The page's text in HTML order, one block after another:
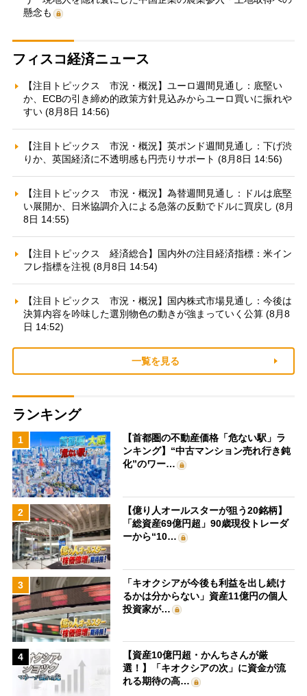
懸念も
フィスコ経済ニュース
【注目トピックス 市況・概況】ユーロ週間見通し：底堅い
か、ECBの引き締め的政策方針見込みからユーロ買いに振れや
すい (8月8日 14:56)
【注目トピックス 市況・概況】英ポンド週間見通し：下げ渋
りか、英国経済に不透明感も円売りサポート (8月8日 14:56)
【注目トピックス 市況・概況】為替週間見通し：ドルは底堅
い展開か、日米協調介入による急落の反動でドルに買戻し (8月
8日 14:55)
【注目トピックス 経済総合】国内外の注目経済指標：米イン
フレ指標を注視 (8月8日 14:54)
【注目トピックス 市況・概況】国内株式市場見通し：今後は
決算内容を吟味した選別物色の動きが強まっていく公算 (8月8
日 14:52)
一覧を見る
ランキング
1
【首都圏の不動産価格「危ない駅」ラ
ンキング】“中古マンション売れ行き鈍
化”のワー…
2
【億り人オールスターが狙う20銘柄】
「総資産69億円超」90歳現役トレーダ
ーから“10…
3
「キオクシアが今後も利益を出し続け
るかは分からない」資産11億円の個人
投資家が…
4
【資産10億円超・かんちさんが厳
選！】「キオクシアの次」に資金が流
れる期待の高…